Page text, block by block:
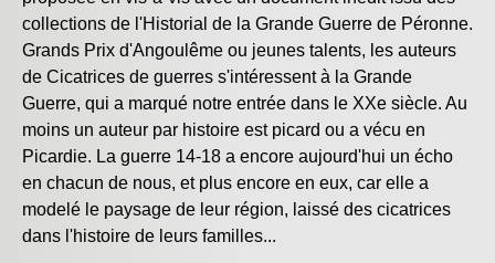
collections de l'Historial de la Grande Guerre de Péronne.
Grands Prix d'Angoulême ou jeunes talents, les auteurs
de Cicatrices de guerres s'intéressent à la Grande
Guerre, qui a marqué notre entrée dans le XXe siècle. Au
moins un auteur par histoire est picard ou a vécu en
Picardie. La guerre 14-18 a encore aujourd'hui un écho
en chacun de nous, et plus encore en eux, car elle a
modelé le paysage de leur région, laissé des cicatrices
dans l'histoire de leurs familles...